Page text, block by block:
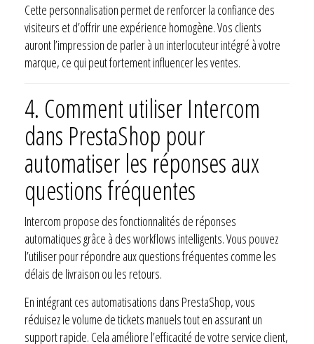
Cette personnalisation permet de renforcer la confiance des
visiteurs et d’offrir une expérience homogène. Vos clients
auront l’impression de parler à un interlocuteur intégré à votre
marque, ce qui peut fortement influencer les ventes.
4. Comment utiliser Intercom
dans PrestaShop pour
automatiser les réponses aux
questions fréquentes
Intercom propose des fonctionnalités de réponses
automatiques grâce à des workflows intelligents. Vous pouvez
l’utiliser pour répondre aux questions fréquentes comme les
délais de livraison ou les retours.
En intégrant ces automatisations dans PrestaShop, vous
réduisez le volume de tickets manuels tout en assurant un
support rapide. Cela améliore l’efficacité de votre service client,